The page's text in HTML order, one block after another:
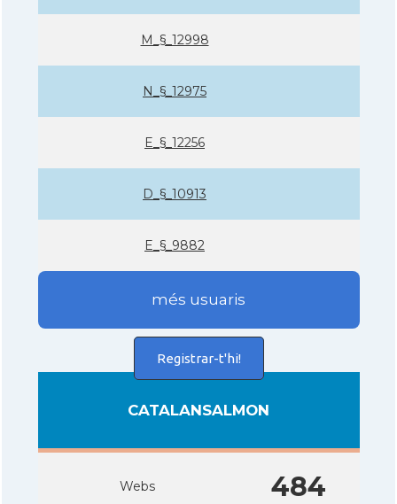
M_§_12998
N_§_12975
E_§_12256
D_§_10913
E_§_9882
més usuaris
Registrar-t'hi!
CATALANSALMON
Webs 484